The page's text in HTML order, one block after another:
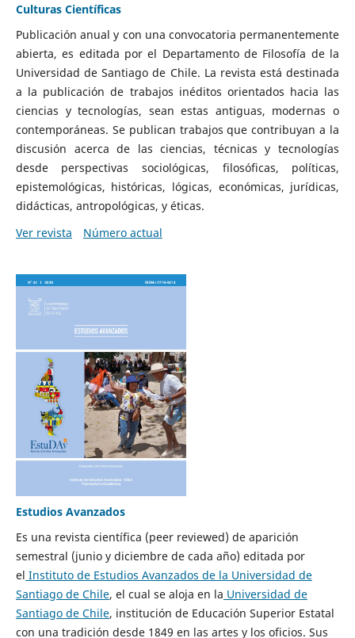
Culturas Científicas
Publicación anual y con una convocatoria permanentemente
abierta, es editada por el Departamento de Filosofía de la
Universidad de Santiago de Chile. La revista está destinada
a la publicación de trabajos inéditos orientados hacia las
ciencias y tecnologías, sean estas antiguas, modernas o
contemporáneas. Se publican trabajos que contribuyan a la
discusión acerca de las ciencias, técnicas y tecnologías
desde perspectivas sociológicas, filosóficas, políticas,
epistemológicas, históricas, lógicas, económicas, jurídicas,
didácticas, antropológicas, y éticas.
Ver revista
Número actual
Estudios Avanzados
Es una revista científica (peer reviewed) de aparición
semestral (junio y diciembre de cada año) editada por
el Instituto de Estudios Avanzados de la Universidad de
Santiago de Chile, el cual se aloja en la Universidad de
Santiago de Chile, institución de Educación Superior Estatal
con una tradición desde 1849 en las artes y los oficios. Sus